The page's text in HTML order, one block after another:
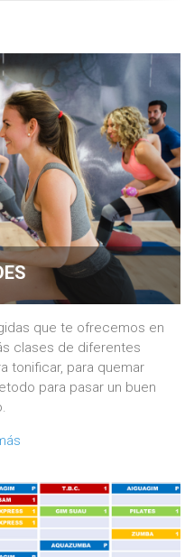
que te ofrecemos en
clases de diferentes
tonificar, para quemar
para pasar un buen